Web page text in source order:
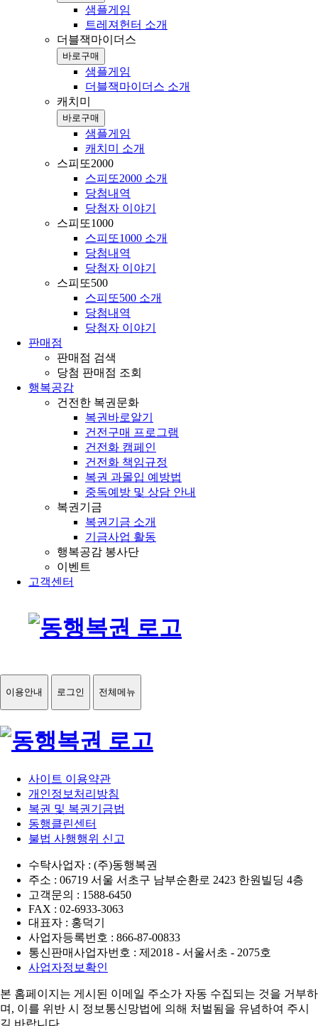
샘플게임
트레져헌터 소개
더블잭마이더스
바로구매
샘플게임
더블잭마이더스 소개
캐치미
바로구매
샘플게임
캐치미 소개
스피또2000
스피또2000 소개
당첨내역
당첨자 이야기
스피또1000
스피또1000 소개
당첨내역
당첨자 이야기
스피또500
스피또500 소개
당첨내역
당첨자 이야기
판매점
판매점 검색
당첨 판매점 조회
행복공감
건전한 복권문화
복권바로알기
건전구매 프로그램
건전화 캠페인
건전화 책임규정
복권 과몰입 예방법
중독예방 및 상담 안내
복권기금
복권기금 소개
기금사업 활동
행복공감 봉사단
이벤트
고객센터
이용안내 로그인 전체메뉴
사이트 이용약관
개인정보처리방침
복권 및 복권기금법
동행클린센터
불법 사행행위 신고
수탁사업자 : (주)동행복권
주소 : 06719 서울 서초구 남부순환로 2423 한원빌딩 4층
고객문의 : 1588-6450
FAX : 02-6933-3063
대표자 : 홍덕기
사업자등록번호 : 866-87-00833
통신판매사업자번호 : 제2018 - 서울서초 - 2075호
사업자정보확인
본 홈페이지는 게시된 이메일 주소가 자동 수집되는 것을 거부하
며, 이를 위반 시 정보통신망법에 의해 처벌됨을 유념하여 주시